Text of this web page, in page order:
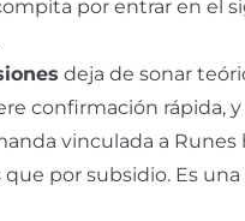
por entrar en el
deja de sonar
confirmación rápida,
vinculada a
por subsidio. Es